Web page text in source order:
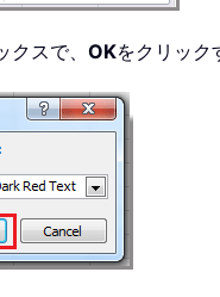
スで、 OKをクリック